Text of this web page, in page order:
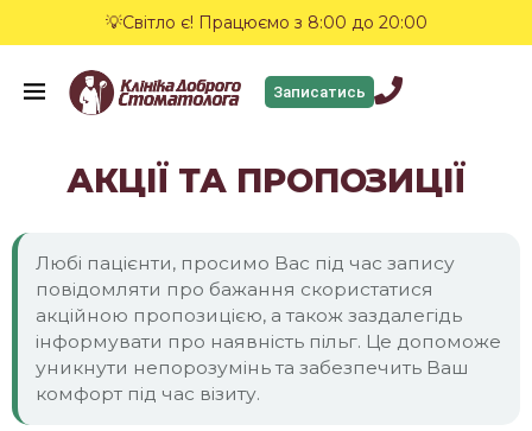
💡Світло є! Працюємо з 8:00 до 20:00
Записатись
АКЦІЇ ТА ПРОПОЗИЦІЇ
Любі пацієнти, просимо Вас під час запису
повідомляти про бажання скористатися
акційною пропозицією, а також заздалегідь
інформувати про наявність пільг. Це допоможе
уникнути непорозумінь та забезпечить Ваш
комфорт під час візиту.